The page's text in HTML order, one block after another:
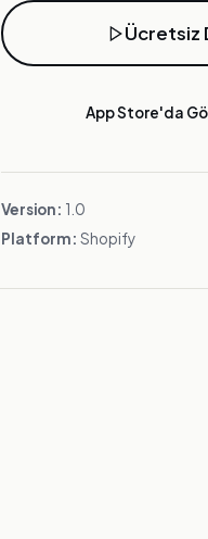
Ücretsiz
App Store'da
Version: 1.0
Platform: Shopify